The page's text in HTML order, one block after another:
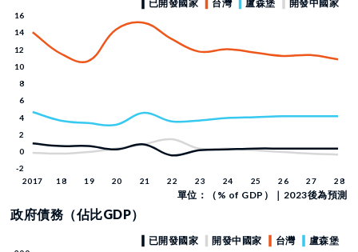
單位：（% of GDP）｜2023後為預測
政府債務（佔比GDP）